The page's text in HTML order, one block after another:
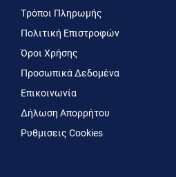
Τρόποι Πληρωμής
Πολιτική Επιστροφών
Όροι Χρήσης
Προσωπικά Δεδομένα
Επικοινωνία
Δήλωση Απορρήτου
Ρυθμισεις Cookies